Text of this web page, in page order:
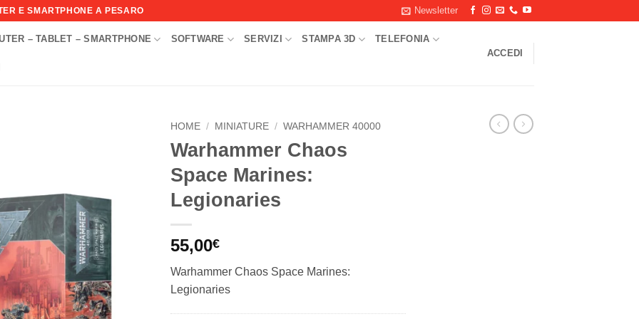
E SMARTPHONE A PESARO Newsletter
– TABLET – SMARTPHONE SOFTWARE SERVIZI STAMPA 3D TELEFONIA
ACCEDI
desideri
HOME / MINIATURE / WARHAMMER 40000
Warhammer Chaos
Space Marines:
Legionaries
55,00€
Warhammer Chaos Space Marines:
Legionaries